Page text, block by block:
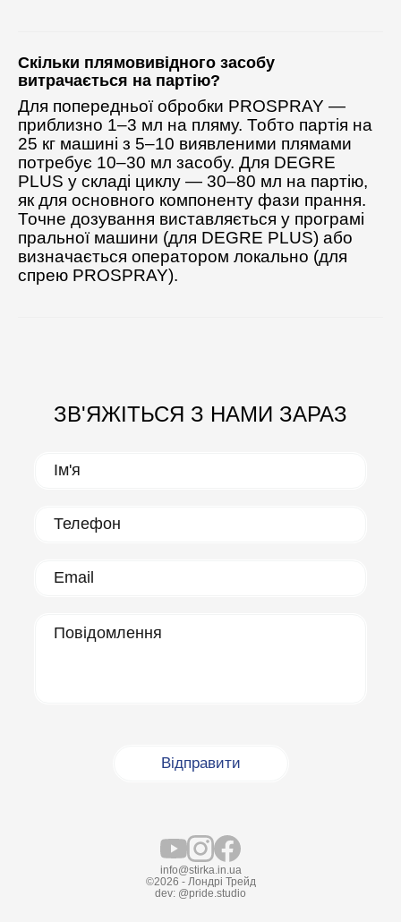
Скільки плямовивідного засобу
витрачається на партію?
Для попередньої обробки PROSPRAY —
приблизно 1–3 мл на пляму. Тобто партія на
25 кг машині з 5–10 виявленими плямами
потребує 10–30 мл засобу. Для DEGRE
PLUS у складі циклу — 30–80 мл на партію,
як для основного компоненту фази прання.
Точне дозування виставляється у програмі
пральної машини (для DEGRE PLUS) або
визначається оператором локально (для
спрею PROSPRAY).
ЗВ'ЯЖІТЬСЯ З НАМИ ЗАРАЗ
info@stirka.in.ua
©2026 - Лондрі Трейд
dev: @pride.studio